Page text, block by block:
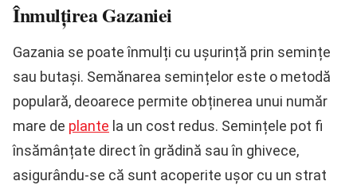
Înmulțirea Gazaniei
Gazania se poate înmulți cu ușurință prin semințe
sau butași. Semănarea semințelor este o metodă
populară, deoarece permite obținerea unui număr
mare de plante la un cost redus. Semințele pot fi
însămânțate direct în grădină sau în ghivece,
asigurându-se că sunt acoperite ușor cu un strat